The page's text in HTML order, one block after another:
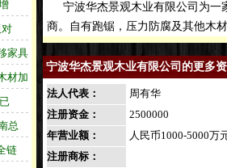
宁波华杰景观木业有限公司为一
商。自有跑锯，压力防腐及其他木
宁波华杰景观木业有限公司的更多
法人代表：
周有华
注册资金：
2500000
年营业额：
人民币1000-5000万
注册商标：